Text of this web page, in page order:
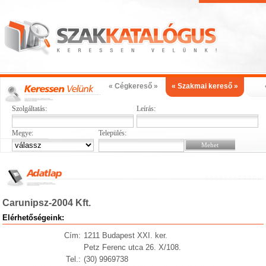
« Cégkereső » « Szakmai kereső »
Szolgáltatás: Leírás:
Megye: Település:
Carunipsz-2004 Kft.
Elérhetőségeink:
Cím: 1211 Budapest XXI. ker.
Petz Ferenc utca 26. X/108.
Tel.: (30) 9969738